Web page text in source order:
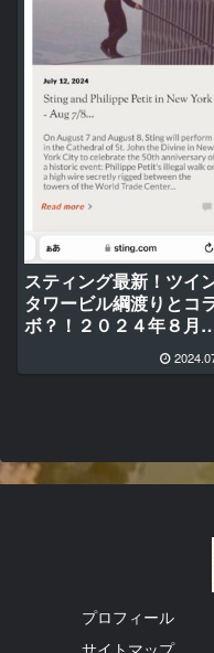
スティング最新！ツイ
タワービル綱渡りとコ
ボ？！２０２４年８月
プロフィール
サイトマップ